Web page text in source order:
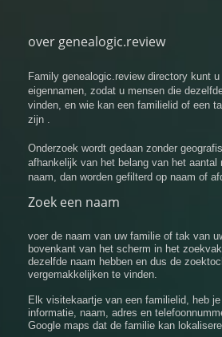
over genealogic.review
Family genealogic.review directory kunt
eigennamen, zodat u mensen die
vinden, en wie kan een familielid of een
zijn .
Onderzoek wordt gedaan zonder
afhankelijk van het belang van het aantal
naam, dan worden gefilterd op naam of
Zoek een naam
voer de naam van uw familie of tak van
bovenkant van het scherm in het
dezelfde naam hebben en dus de
vergemakkelijken te vinden.
Elk visitekaartje van een familielid, heb
informatie, naam, adres en
Google maps dat de familie kan